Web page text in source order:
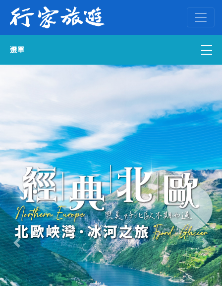
選單
中南部出發
國內旅遊
ENGLISH WEB
往前 往後